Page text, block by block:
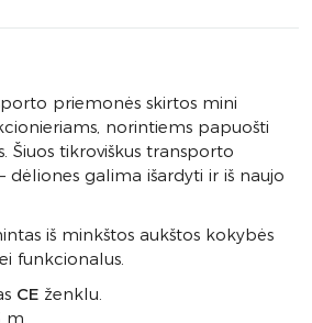
priemonės skirtos mini
norintiems papuošti
Šiuos tikroviškus transporto
dėliones galima išardyti ir iš naujo
iš minkštos aukštos kokybės
funkcionalus.
CE ženklu.
m.